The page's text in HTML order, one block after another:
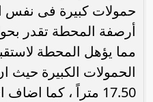
حمولات كبيرة فى نفس
مما يؤهل المحطة
الحمولات الكبيرة
17.50 متراً ، كما